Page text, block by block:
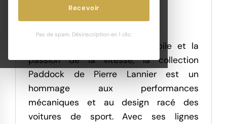
Recevoir
Pas de spam. Désinscription en 1 clic.
Inspirée par l’univers automobile et la
passion de la vitesse, la collection
Paddock de Pierre Lannier est un
hommage aux performances
mécaniques et au design racé des
voitures de sport. Avec ses lignes